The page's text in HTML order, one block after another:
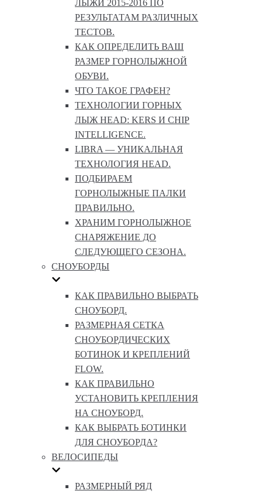
ЛЫЖИ 2015-2016 ПО
РЕЗУЛЬТАТАМ РАЗЛИЧНЫХ
ТЕСТОВ.
КАК ОПРЕДЕЛИТЬ ВАШ
РАЗМЕР ГОРНОЛЫЖНОЙ
ОБУВИ.
ЧТО ТАКОЕ ГРАФЕН?
ТЕХНОЛОГИИ ГОРНЫХ
ЛЫЖ HEAD: KERS И CHIP
INTELLIGENCE.
LIBRA — УНИКАЛЬНАЯ
ТЕХНОЛОГИЯ HEAD.
ПОДБИРАЕМ
ГОРНОЛЫЖНЫЕ ПАЛКИ
ПРАВИЛЬНО.
ХРАНИМ ГОРНОЛЫЖНОЕ
СНАРЯЖЕНИЕ ДО
СЛЕДУЮЩЕГО СЕЗОНА.
СНОУБОРДЫ
КАК ПРАВИЛЬНО ВЫБРАТЬ
СНОУБОРД.
РАЗМЕРНАЯ СЕТКА
СНОУБОРДИЧЕСКИХ
БОТИНОК И КРЕПЛЕНИЙ
FLOW.
КАК ПРАВИЛЬНО
УСТАНОВИТЬ КРЕПЛЕНИЯ
НА СНОУБОРД.
КАК ВЫБРАТЬ БОТИНКИ
ДЛЯ СНОУБОРДА?
ВЕЛОСИПЕДЫ
РАЗМЕРНЫЙ РЯД